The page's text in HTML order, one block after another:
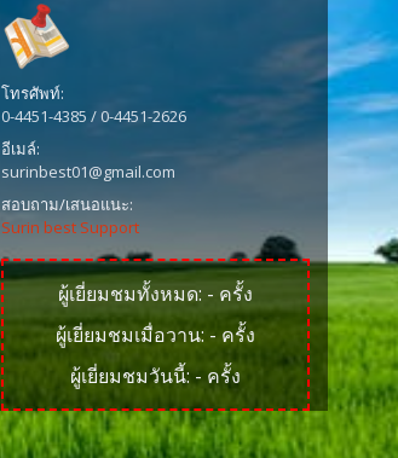
โทรศัพท์:
0-4451-4385 / 0-4451-2626
อีเมล์:
surinbest01@gmail.com
สอบถาม/เสนอแนะ:
Surin best Support
ผู้เยี่ยมชมทั้งหมด: - ครั้ง
ผู้เยี่ยมชมเมื่อวาน: -ครั้ง
ผู้เยี่ยมชมวันนี้: - ครั้ง